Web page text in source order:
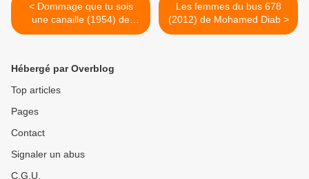
< Dommage que tu sois
une canaille (1954) de
Alessandro Blasetti
Les femmes du bus 678
(2012) de Mohamed Diab >
Hébergé par Overblog
Top articles
Pages
Contact
Signaler un abus
C.G.U.